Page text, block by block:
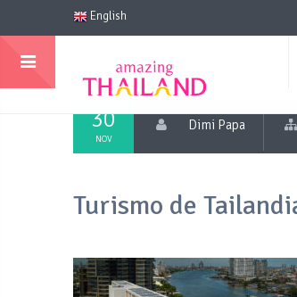
English
30
NOV
Dimi Papa
Turismo de